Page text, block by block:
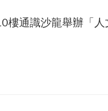
樓通識沙龍舉辦「人